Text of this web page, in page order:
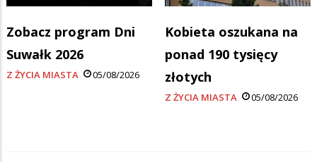
Zobacz program Dni
Suwałk 2026
Z ŻYCIA MIASTA 05/08/2026
Kobieta oszukana na
ponad 190 tysięcy
złotych
Z ŻYCIA MIASTA 05/08/2026